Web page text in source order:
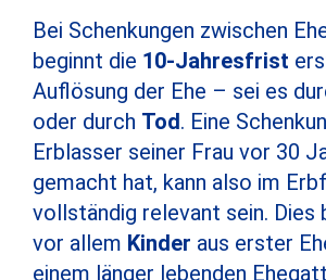
Bei Schenkungen zwischen
beginnt die 10-Jahresfrist
Auflösung der Ehe – sei es
oder durch Tod. Eine
Erblasser seiner Frau vor 30
gemacht hat, kann also im
vollständig relevant sein. Dies
vor allem Kinder aus erster
einem länger lebenden